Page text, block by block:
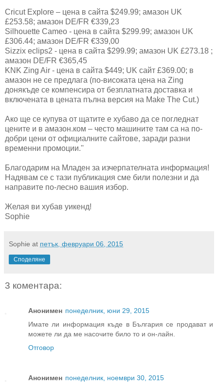
Cricut Explore – цена в сайта $249.99; амазон UK
£253.58; амазон DE/FR €339,23
Silhouette Cameo - цена в сайта $299.99; амазон UK
£306.44; амазон DE/FR €339,00
Sizzix eclips2 - цена в сайта $299.99; амазон UK £273.18 ;
амазон DE/FR €365,45
KNK Zing Air - цена в сайта $449; UK сайт £369.00; в
амазон не се предлага (по-високата цена на Zing
донякъде се компенсира от безплатната доставка и
включената в цената пълна версия на Make The Cut.)
Ако ще се купува от щатите е хубаво да се погледнат
цените и в амазон.ком – често машините там са на по-
добри цени от официалните сайтове, заради разни
временни промоции.''
Благодарим на Младен за изчерпателната информация!
Надявам се с тази публикация сме били полезни и да
направите по-лесно вашия избор.
Желая ви хубав уикенд!
Sophie
Sophie at петък, февруари 06, 2015
Споделяне
3 коментара:
Анонимен понеделник, юни 29, 2015
Имате ли информация къде в България се продават и
можете ли да ме насочите било то и он-лайн.
Отговор
Анонимен понеделник, ноември 30, 2015